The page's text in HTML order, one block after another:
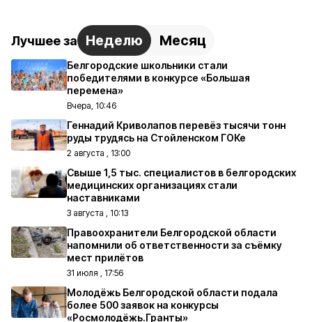
Лучшее за Неделю Месяц
Белгородские школьники стали
победителями в конкурсе «Большая
перемена»
Вчера, 10:46
Геннадий Криволапов перевёз тысячи тонн
руды трудясь на Стойленском ГОКе
2 августа , 13:00
Свыше 1,5 тыс. специалистов в белгородских
медицинских организациях стали
наставниками
3 августа , 10:13
Правоохранители Белгородской области
напомнили об ответственности за съёмку
мест прилётов
31 июля , 17:56
Молодёжь Белгородской области подала
более 500 заявок на конкурсы
«Росмолодёжь.Гранты»